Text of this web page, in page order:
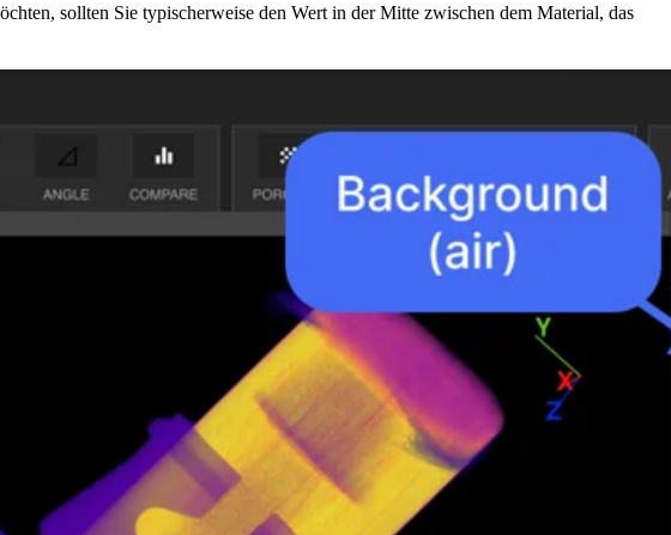
sollten Sie typischerweise den Wert in der Mitte zwischen dem Material, das